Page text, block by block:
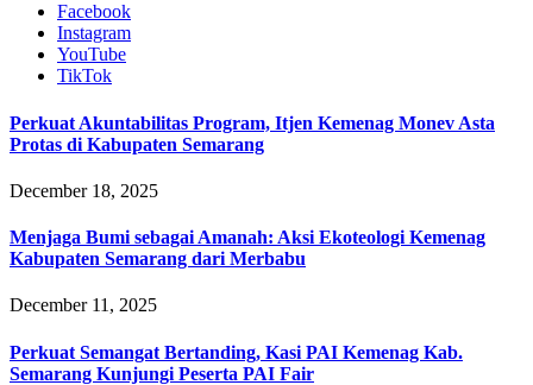
Facebook
Instagram
YouTube
TikTok
Perkuat Akuntabilitas Program, Itjen Kemenag Monev Asta
Protas di Kabupaten Semarang
December 18, 2025
Menjaga Bumi sebagai Amanah: Aksi Ekoteologi Kemenag
Kabupaten Semarang dari Merbabu
December 11, 2025
Perkuat Semangat Bertanding, Kasi PAI Kemenag Kab.
Semarang Kunjungi Peserta PAI Fair